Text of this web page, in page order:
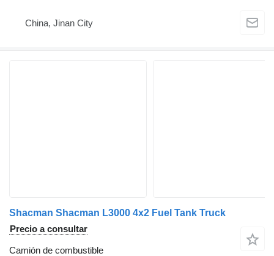
China, Jinan City
Shacman Shacman L3000 4x2 Fuel Tank Truck
Precio a consultar
Camión de combustible